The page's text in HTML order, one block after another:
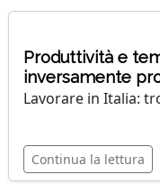
Produttività e
inversamente
Lavorare in Italia:
Continua la lettura